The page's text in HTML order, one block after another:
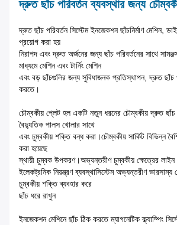
দ্রুত ছাঁচ পরিবর্তন ব্যবস্থার জন্য
দ্রুত ছাঁচ পরিবর্তন সিস্টেম ইনজেকশন ছাঁচনির্মাণ মেশিন,
প্রয়োগ করা হয়
নিরাপদ এবং দ্রুত অর্জনের জন্য ছাঁচ পরিবর্তনের সাথে
মাধ্যমে মেশিন এবং টার্নিং মেশিন
এবং বড় ছাঁচগুলির জন্য সুবিধাজনক প্রতিস্থাপন, দ্রুত ছাঁচ
করতে।
চৌম্বকীয় প্লেট হল একটি নতুন ধরনের চৌম্বকীয় দ্রুত ছাঁচ
বৈদ্যুতিক পালস খোলার সাথে
এবং চুম্বকীয় শক্তি বন্ধ করা।চৌম্বকীয় সার্কিট বিভিন্ন
করা হয়েছে
স্থায়ী চুম্বক উপকরণ।অভ্যন্তরীণ চুম্বকীয় ক্ষেত্রের লাইন
ইলেকট্রনিক নিয়ন্ত্রণ ব্যবস্থাসিস্টেম অভ্যন্তরীণ
চুম্বকীয় শক্তি ব্যবহার করে
ছাঁচ ধরে রাখুন
ইনজেকশন মেশিনে ছাঁচ ঠিক করতে ম্যাগনেটিক ক্ল্যাম্পিং